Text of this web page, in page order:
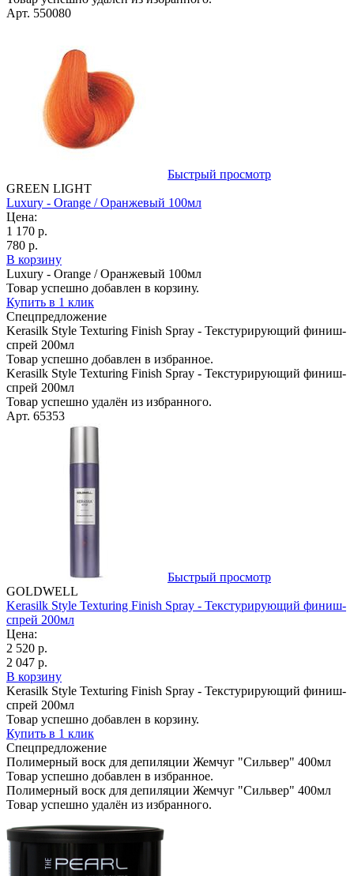
Арт. 550080
Быстрый просмотр
GREEN LIGHT
Luxury - Orange / Оранжевый 100мл
Цена:
1 170 р.
780 р.
В корзину
Luxury - Orange / Оранжевый 100мл
Товар успешно добавлен в корзину.
Купить в 1 клик
Спецпредложение
Kerasilk Style Texturing Finish Spray - Текстурирующий финиш-
спрей 200мл
Товар успешно добавлен в избранное.
Kerasilk Style Texturing Finish Spray - Текстурирующий финиш-
спрей 200мл
Товар успешно удалён из избранного.
Арт. 65353
Быстрый просмотр
GOLDWELL
Kerasilk Style Texturing Finish Spray - Текстурирующий финиш-
спрей 200мл
Цена:
2 520 р.
2 047 р.
В корзину
Kerasilk Style Texturing Finish Spray - Текстурирующий финиш-
спрей 200мл
Товар успешно добавлен в корзину.
Купить в 1 клик
Спецпредложение
Полимерный воск для депиляции Жемчуг "Сильвер" 400мл
Товар успешно добавлен в избранное.
Полимерный воск для депиляции Жемчуг "Сильвер" 400мл
Товар успешно удалён из избранного.